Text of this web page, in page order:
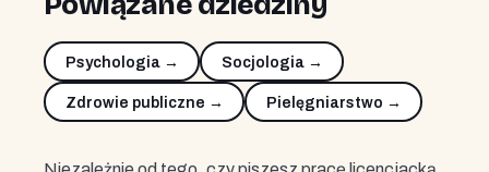
Psychologia → Socjologia →
Zdrowie publiczne → Pielęgniarstwo →